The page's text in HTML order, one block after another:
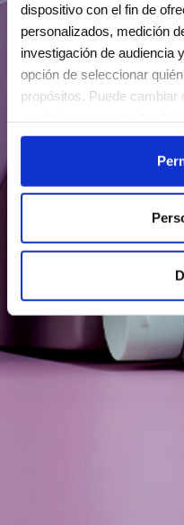
dispositivo con el fin de
personalizados, medición
investigación de audiencia
opción de seleccionar
propósitos. Puede cambiar
clicando en el Menú de
Si lo permite, también
que puede tener una
Identificar su
para buscar
Obtenga más información
datos personales y
sección de datos. Puede